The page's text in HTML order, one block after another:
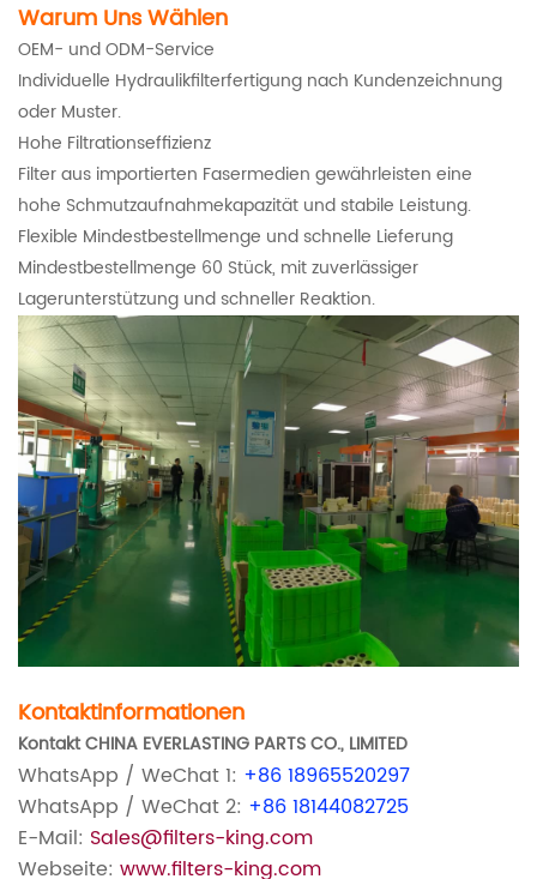
Warum Uns Wählen
OEM- und ODM-Service
Individuelle Hydraulikfilterfertigung nach Kundenzeichnung
oder Muster.
Hohe Filtrationseffizienz
Filter aus importierten Fasermedien gewährleisten eine
hohe Schmutzaufnahmekapazität und stabile Leistung.
Flexible Mindestbestellmenge und schnelle Lieferung
Mindestbestellmenge 60 Stück, mit zuverlässiger
Lagerunterstützung und schneller Reaktion.
Kontaktinformationen
Kontakt CHINA EVERLASTING PARTS CO., LIMITED
WhatsApp / WeChat 1: +86 18965520297
WhatsApp / WeChat 2: +86 18144082725
E-Mail: Sales@filters-king.com
Webseite: www.filters-king.com